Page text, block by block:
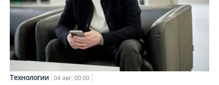
Технологии 04 авг, 00:00